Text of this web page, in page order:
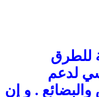
للطرق
لدعم
والبضائع . و إن